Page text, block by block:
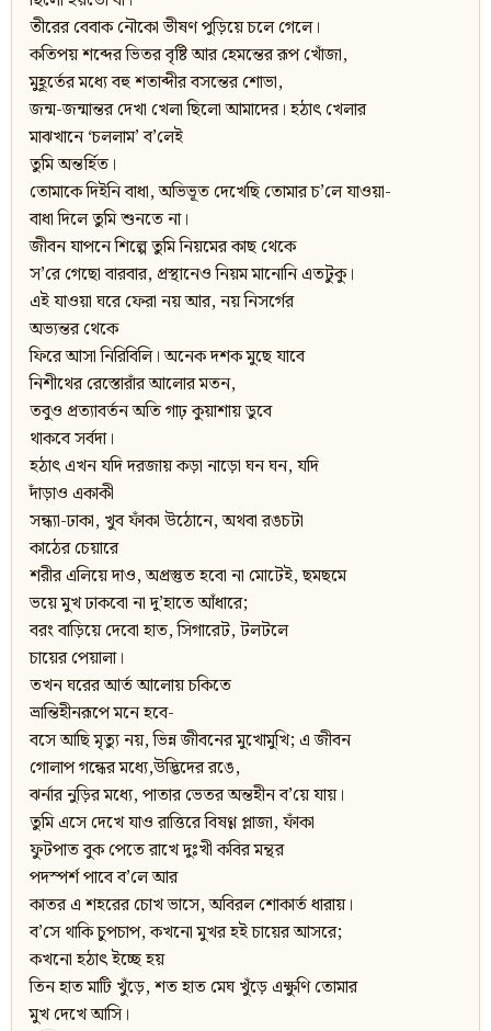
তীরের বেবাক নৌকো ভীষণ পুড়িয়ে চলে গেলে।
কতিপয় শব্দের ভিতর বৃষ্টি আর হেমন্তের রূপ খোঁজা,
মুহূর্তের মধ্যে বহু শতাব্দীর বসন্তের শোভা,
জন্ম-জন্মান্তর দেখা খেলা ছিলো আমাদের। হঠাৎ খেলার
মাঝখানে ‘চললাম’ ব’লেই
তুমি অন্তর্হিত।
তোমাকে দিইনি বাধা, অভিভূত দেখেছি তোমার চ’লে যাওয়া-
বাধা দিলে তুমি শুনতে না।
জীবন যাপনে শিল্পে তুমি নিয়মের কাছ থেকে
স’রে গেছো বারবার, প্রস্থানেও নিয়ম মানোনি এতটুকু।
এই যাওয়া ঘরে ফেরা নয় আর, নয় নিসর্গের
অভ্যন্তর থেকে
ফিরে আসা নিরিবিলি। অনেক দশক মুছে যাবে
নিশীথের রেস্তোরাঁর আলোর মতন,
তবুও প্রত্যাবর্তন অতি গাঢ় কুয়াশায় ডুবে
থাকবে সর্বদা।
হঠাৎ এখন যদি দরজায় কড়া নাড়ো ঘন ঘন, যদি
দাঁড়াও একাকী
সন্ধ্যা-ঢাকা, খুব ফাঁকা উঠোনে, অথবা রঙচটা
কাঠের চেয়ারে
শরীর এলিয়ে দাও, অপ্রস্তুত হবো না মোটেই, ছমছমে
ভয়ে মুখ ঢাকবো না দু’হাতে আঁধারে;
বরং বাড়িয়ে দেবো হাত, সিগারেট, টলটলে
চায়ের পেয়ালা।
তখন ঘরের আর্ত আলোয় চকিতে
ভ্রান্তিহীনরূপে মনে হবে-
বসে আছি মৃত্যু নয়, ভিন্ন জীবনের মুখোমুখি; এ জীবন
গোলাপ গন্ধের মধ্যে,উদ্ভিদের রঙে,
ঝর্নার নুড়ির মধ্যে, পাতার ভেতর অন্তহীন ব’য়ে যায়।
তুমি এসে দেখে যাও রাত্তিরে বিষণ্ণ প্লাজা, ফাঁকা
ফুটপাত বুক পেতে রাখে দুঃখী কবির মন্থর
পদস্পর্শ পাবে ব’লে আর
কাতর এ শহরের চোখ ভাসে, অবিরল শোকার্ত ধারায়।
ব’সে থাকি চুপচাপ, কখনো মুখর হই চায়ের আসরে;
কখনো হঠাৎ ইচ্ছে হয়
তিন হাত মাটি খুঁড়ে, শত হাত মেঘ খুঁড়ে এক্ষুণি তোমার
মুখ দেখে আসি।